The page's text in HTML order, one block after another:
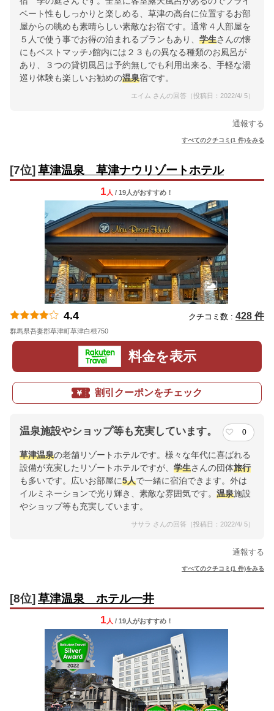
ベート性もしっかりと楽しめる、草津の高台に位置するお部
屋からの眺めも素晴らしい素敵なお宿です。通常４人部屋を
５人で使う事でお得の泊まれるプランもあり、 学生さんの懐
にもベストマッチ♪館内には２３もの異なる種類のお風呂が
あり、３つの貸切風呂は予約無しでも利用出来る、手軽な湯
巡り体験も楽しいお勧めの温泉宿です。
エイム さんの回答（投稿日：2022/4/ 5）
通報する
すべてのクチコミ(1 件)をみる
[7位] 草津温泉 草津ナウリゾートホテル
1 人 / 19人がおすすめ！
4.4 クチコミ数 : 428 件
群馬県吾妻郡草津町草津白根750
料金を表示
割引クーポンをチェック
温泉施設やショップ等も充実しています。 0
草津温泉の老舗リゾートホテルです。様々な年代に喜ばれる
設備が充実したリゾートホテルですが、 学生さんの団体旅行
も多いです。広いお部屋に5人で一緒に宿泊できます。外は
イルミネーションで光り輝き、素敵な雰囲気です。 温泉施設
やショップ等も充実しています。
ササラ さんの回答（投稿日：2022/4/ 5）
通報する
すべてのクチコミ(1 件)をみる
[8位] 草津温泉 ホテル一井
1 人 / 19人がおすすめ！